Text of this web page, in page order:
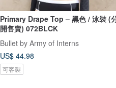
Primary Drape Top – 黑色 / 泳裝 (
開售賣) 072BLCK
Bullet by Army of Interns
US$ 44.98
可客製